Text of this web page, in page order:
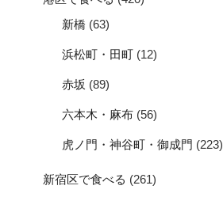
新橋 (63)
浜松町・田町 (12)
赤坂 (89)
六本木・麻布 (56)
虎ノ門・神谷町・御成門 (223)
新宿区で食べる (261)